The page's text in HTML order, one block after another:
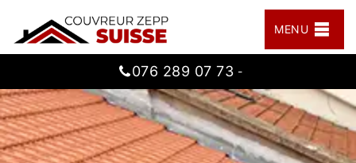
MENU
076 289 07 73 -